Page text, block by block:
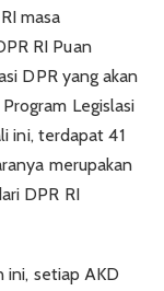
masa
RI Puan
DPR yang akan
Legislasi
ini, terdapat 41
merupakan
DPR RI
ini, setiap AKD